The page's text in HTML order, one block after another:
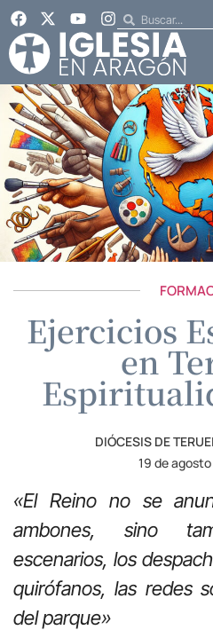
Ejercicios
en
DIÓCESIS DE
19 de
«El Reino no se
ambones, sino
escenarios, los
quirófanos, las redes
del parque»